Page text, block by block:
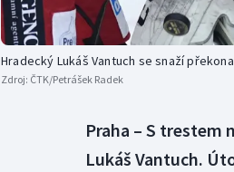
Hradecký Lukáš Vantuch se snaží
Zdroj: ČTK/Petrášek Radek
Praha – S trestem
Lukáš Vantuch.